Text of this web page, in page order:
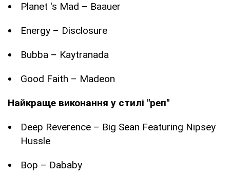
Planet 's Mad – Baauer
Energy – Disclosure
Bubba – Kaytranada
Good Faith – Madeon
Найкраще виконання у стилі "реп"
Deep Reverence – Big Sean Featuring Nipsey
Hussle
Bop – Dababy